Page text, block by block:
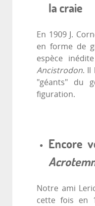
la craie
En 1909 J.
en forme de
espèce
Ancistrodon. Il
"géants" du
figuration.
Encore
Notre ami
cette fois en